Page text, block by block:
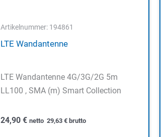
Artikelnummer: 194861
LTE Wandantenne
LTE Wandantenne 4G/3G/2G 5m
LL100 , SMA (m) Smart Collection
24,90 € netto 29,63 €brutto